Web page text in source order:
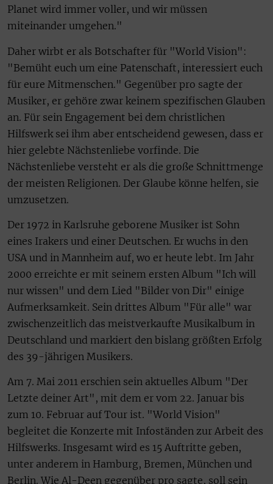
Planet wird immer voller, und wir müssen
miteinander umgehen."
Daher wirbt er als Botschafter für "World Vision":
"Bemüht euch um eine Patenschaft, interessiert euch
für eure Mitmenschen." Gegenüber pro sagte der
Musiker, er gehöre zwar keinem spezifischen Glauben
an. Für sein Engagement bei dem christlichen
Hilfswerk sei ihm aber entscheidend gewesen, dass er
hier gelebte Nächstenliebe vorfinde. Die
Nächstenliebe versteht er als die große Schnittmenge
der meisten Religionen. Der Glaube könne helfen, sie
umzusetzen.
Der 1972 in Karlsruhe geborene Musiker ist Sohn
eines Irakers und einer Deutschen. Er wuchs in den
USA und in Mannheim auf, wo er heute lebt. Im Jahr
2000 erreichte er mit seinem ersten Album "Ich will
nur wissen" und dem Lied "Bilder von Dir" einige
Aufmerksamkeit. Sein drittes Album "Für alle" war
zwischenzeitlich das meistverkaufte Musikalbum in
Deutschland und markiert den bislang größten Erfolg
des 39-jährigen Musikers.
Am 7. Mai 2011 erschien sein aktuelles Album "Der
Letzte deiner Art", mit dem er vom 22. Januar bis
zum 10. Februar auf Tour ist. "World Vision"
begleitet die Konzerte mit Infoständen zur Arbeit des
Hilfswerks. Insgesamt wird es 15 Auftritte geben,
unter anderem in Hamburg, Bremen, München und
Berlin. Wie Al-Deen gegenüber pro sagte, soll sein